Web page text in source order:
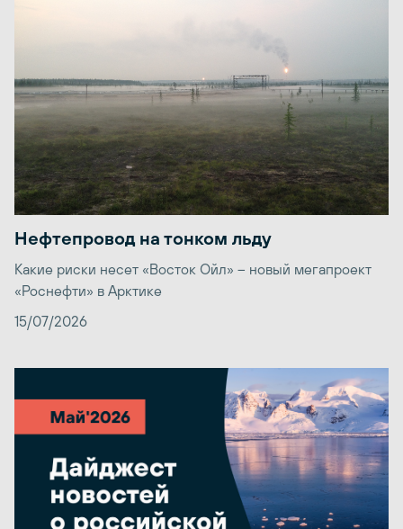
Нефтепровод на тонком льду
Какие риски несет «Восток Ойл» – новый мегапроект
«Роснефти» в Арктике
15/07/2026